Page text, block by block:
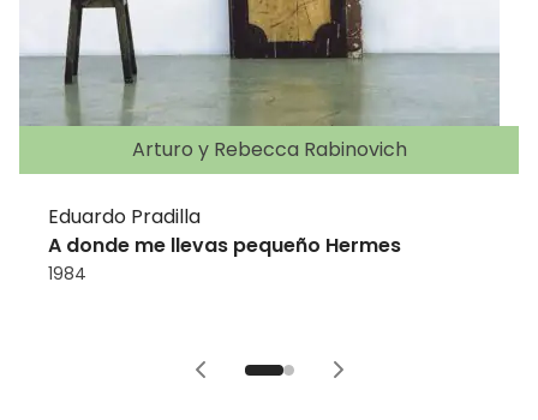
Arturo y Rebecca Rabinovich
Eduardo Pradilla
A donde me llevas pequeño Hermes
1984